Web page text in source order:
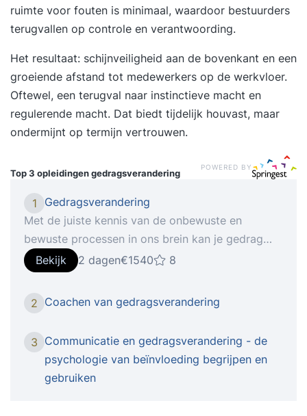
ruimte voor fouten is minimaal, waardoor bestuurders
terugvallen op controle en verantwoording.
Het resultaat: schijnveiligheid aan de bovenkant en een
groeiende afstand tot medewerkers op de werkvloer.
Oftewel, een terugval naar instinctieve macht en
regulerende macht. Dat biedt tijdelijk houvast, maar
ondermijnt op termijn vertrouwen.
Top 3 opleidingengedragsverandering
POWERED BY
1
Gedragsverandering
Met de juiste kennis van de onbewuste en
bewuste processen in ons brein kan je gedrag
langdurig veranderen. In de tweedaagse
Gedragsverandering nemen Behavior Change
Academy opent in een nieuw venster en HAN
SENECA je mee in de wereld van
(on)bewuste processen en technieken om
menselijk gedrag te veranderen.De tweedaagse
bevat de volgende onderdelen:*Introductie in
Bekijk 2 dagen€1540 8
2 Coachen van gedragsverandering
3 Communicatie en gedragsverandering - de
psychologie van beïnvloeding begrijpen en
gebruiken